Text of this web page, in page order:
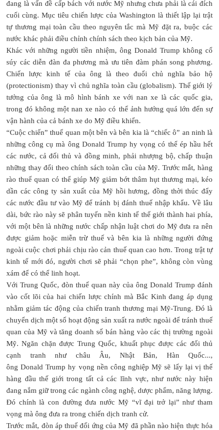
đang là vấn đề cấp bách với nước Mỹ nhưng chưa phải là cái đích
cuối cùng. Mục tiêu chiến lược của Washington là thiết lập lại trật
tự thương mại toàn cầu theo nguyên tắc mà Mỹ đặt ra, buộc các
nước khác phải điều chỉnh chính sách theo kịch bản của Mỹ.
Khác với những người tiền nhiệm, ông Donald Trump không cổ
súy các diễn đàn đa phương mà ưu tiên đàm phán song phương.
Chiến lược kinh tế của ông là theo đuổi chủ nghĩa bảo hộ
(protectionism) thay vì chủ nghĩa toàn cầu (globalism). Thế giới lý
tưởng của ông là mô hình bánh xe với nan xe là các quốc gia,
trong đó không một nan xe nào có thể ảnh hưởng quá lớn đến sự
vận hành của cả bánh xe do Mỹ điều khiển.
“Cuộc chiến” thuế quan một bên và bên kia là “chiếc ô” an ninh là
những công cụ mà ông Donald Trump hy vọng có thể ép hầu hết
các nước, cả đối thủ và đồng minh, phải nhượng bộ, chấp thuận
những thay đổi theo chính sách toàn cầu của Mỹ. Trước mắt, hàng
rào thuế quan có thể giúp Mỹ giảm bớt thâm hụt thương mại, kéo
dần các công ty sản xuất của Mỹ hồi hương, đồng thời thúc đẩy
các nước đầu tư vào Mỹ để tránh bị đánh thuế nhập khẩu. Về lâu
dài, bức rào này sẽ phân tuyến nền kinh tế thế giới thành hai phía,
với một bên là những nước chấp nhận luật chơi do Mỹ đưa ra nên
được giảm hoặc miễn trừ thuế và bên kia là những người đứng
ngoài cuộc chơi phải chịu rào cản thuế quan cao hơn. Trong trật tự
kinh tế mới đó, người chơi sẽ phải “chọn phe”, không còn vùng
xám để có thể linh hoạt.
Với Trung Quốc, đòn thuế quan này của ông Donald Trump đánh
vào cốt lõi của hai chiến lược chính mà Bắc Kinh đang áp dụng
nhằm giảm tác động của chiến tranh thương mại Mỹ-Trung. Đó là
chuyển dịch một số hoạt động sản xuất ra nước ngoài để tránh thuế
quan của Mỹ và tăng doanh số bán hàng vào các thị trường ngoài
Mỹ. Ngăn chặn được Trung Quốc, khuất phục được các đối thủ
cạnh tranh như châu Âu, Nhật Bản, Hàn Quốc...,
ông Donald Trump hy vọng nền công nghiệp Mỹ sẽ lấy lại vị thế
hàng đầu thế giới trong tất cả các lĩnh vực, như nước này hiện
đang nắm giữ trong các ngành công nghệ, dược phẩm, năng lượng.
Đó chính là con đường đưa nước Mỹ “vĩ đại trở lại” như tham
vọng mà ông đưa ra trong chiến dịch tranh cử.
Trước mắt, đòn áp thuế đối ứng của Mỹ đã phần nào hiện thực hóa